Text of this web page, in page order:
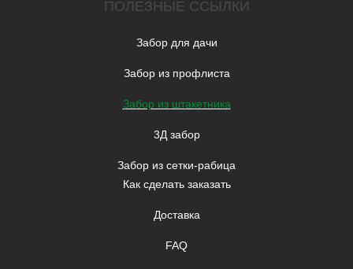
ПОЛЕЗНЫЕ ССЫЛКИ
Забор для дачи
Забор из профлиста
Забор из штакетника
3Д забор
Забор из сетки-рабица
Как сделать заказать
Доставка
FAQ